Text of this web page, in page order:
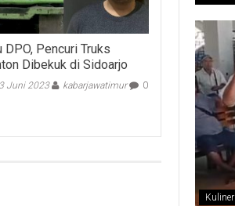
DPO, Pencuri Truks
Dibekuk di Sidoarjo
Juni 2023 kabarjawatimur 0
Kuliner